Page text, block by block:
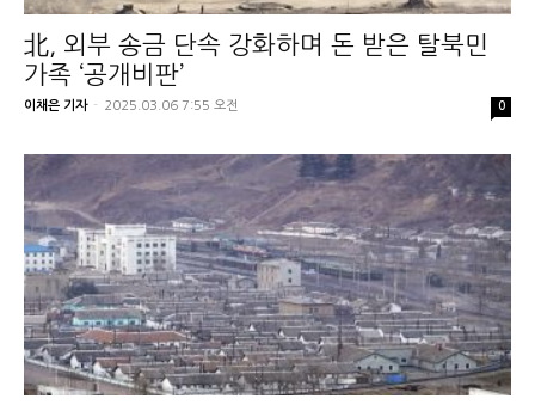
北, 외부 송금 단속 강화하며 돈 받은 탈북민
가족 ‘공개비판’
이채은 기자 - 2025.03.06 7:55 오전 0